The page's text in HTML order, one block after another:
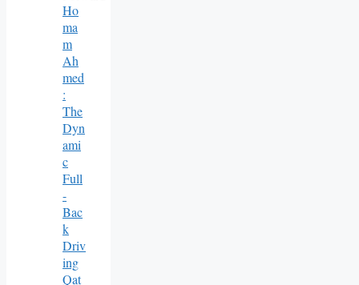
Ho
Ma
M
Ah
Med
:
The
Dyn
Ami
C
Full
-
Bac
K
Driv
Ing
Qat